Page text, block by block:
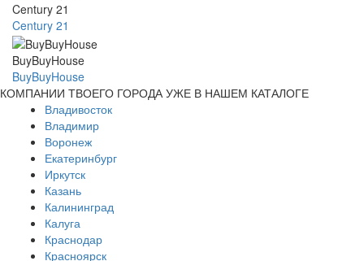
Century 21
Century 21
BuyBuyHouse
BuyBuyHouse
КОМПАНИИ ТВОЕГО ГОРОДА УЖЕ В НАШЕМ КАТАЛОГЕ
Владивосток
Владимир
Воронеж
Екатеринбург
Иркутск
Казань
Калининград
Калуга
Краснодар
Красноярск